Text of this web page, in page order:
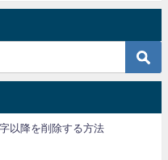
以降を削除する方法